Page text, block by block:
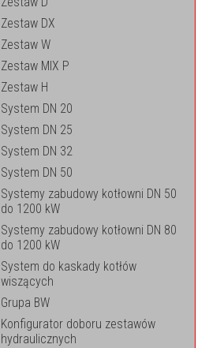
Zestaw DX
Zestaw W
Zestaw MIX P
Zestaw H
System DN 20
System DN 25
System DN 32
System DN 50
Systemy zabudowy kotłowni DN 50
do 1200 kW
Systemy zabudowy kotłowni DN 80
do 1200 kW
System do kaskady kotłów
wiszących
Grupa BW
Konfigurator doboru zestawów
hydraulicznych